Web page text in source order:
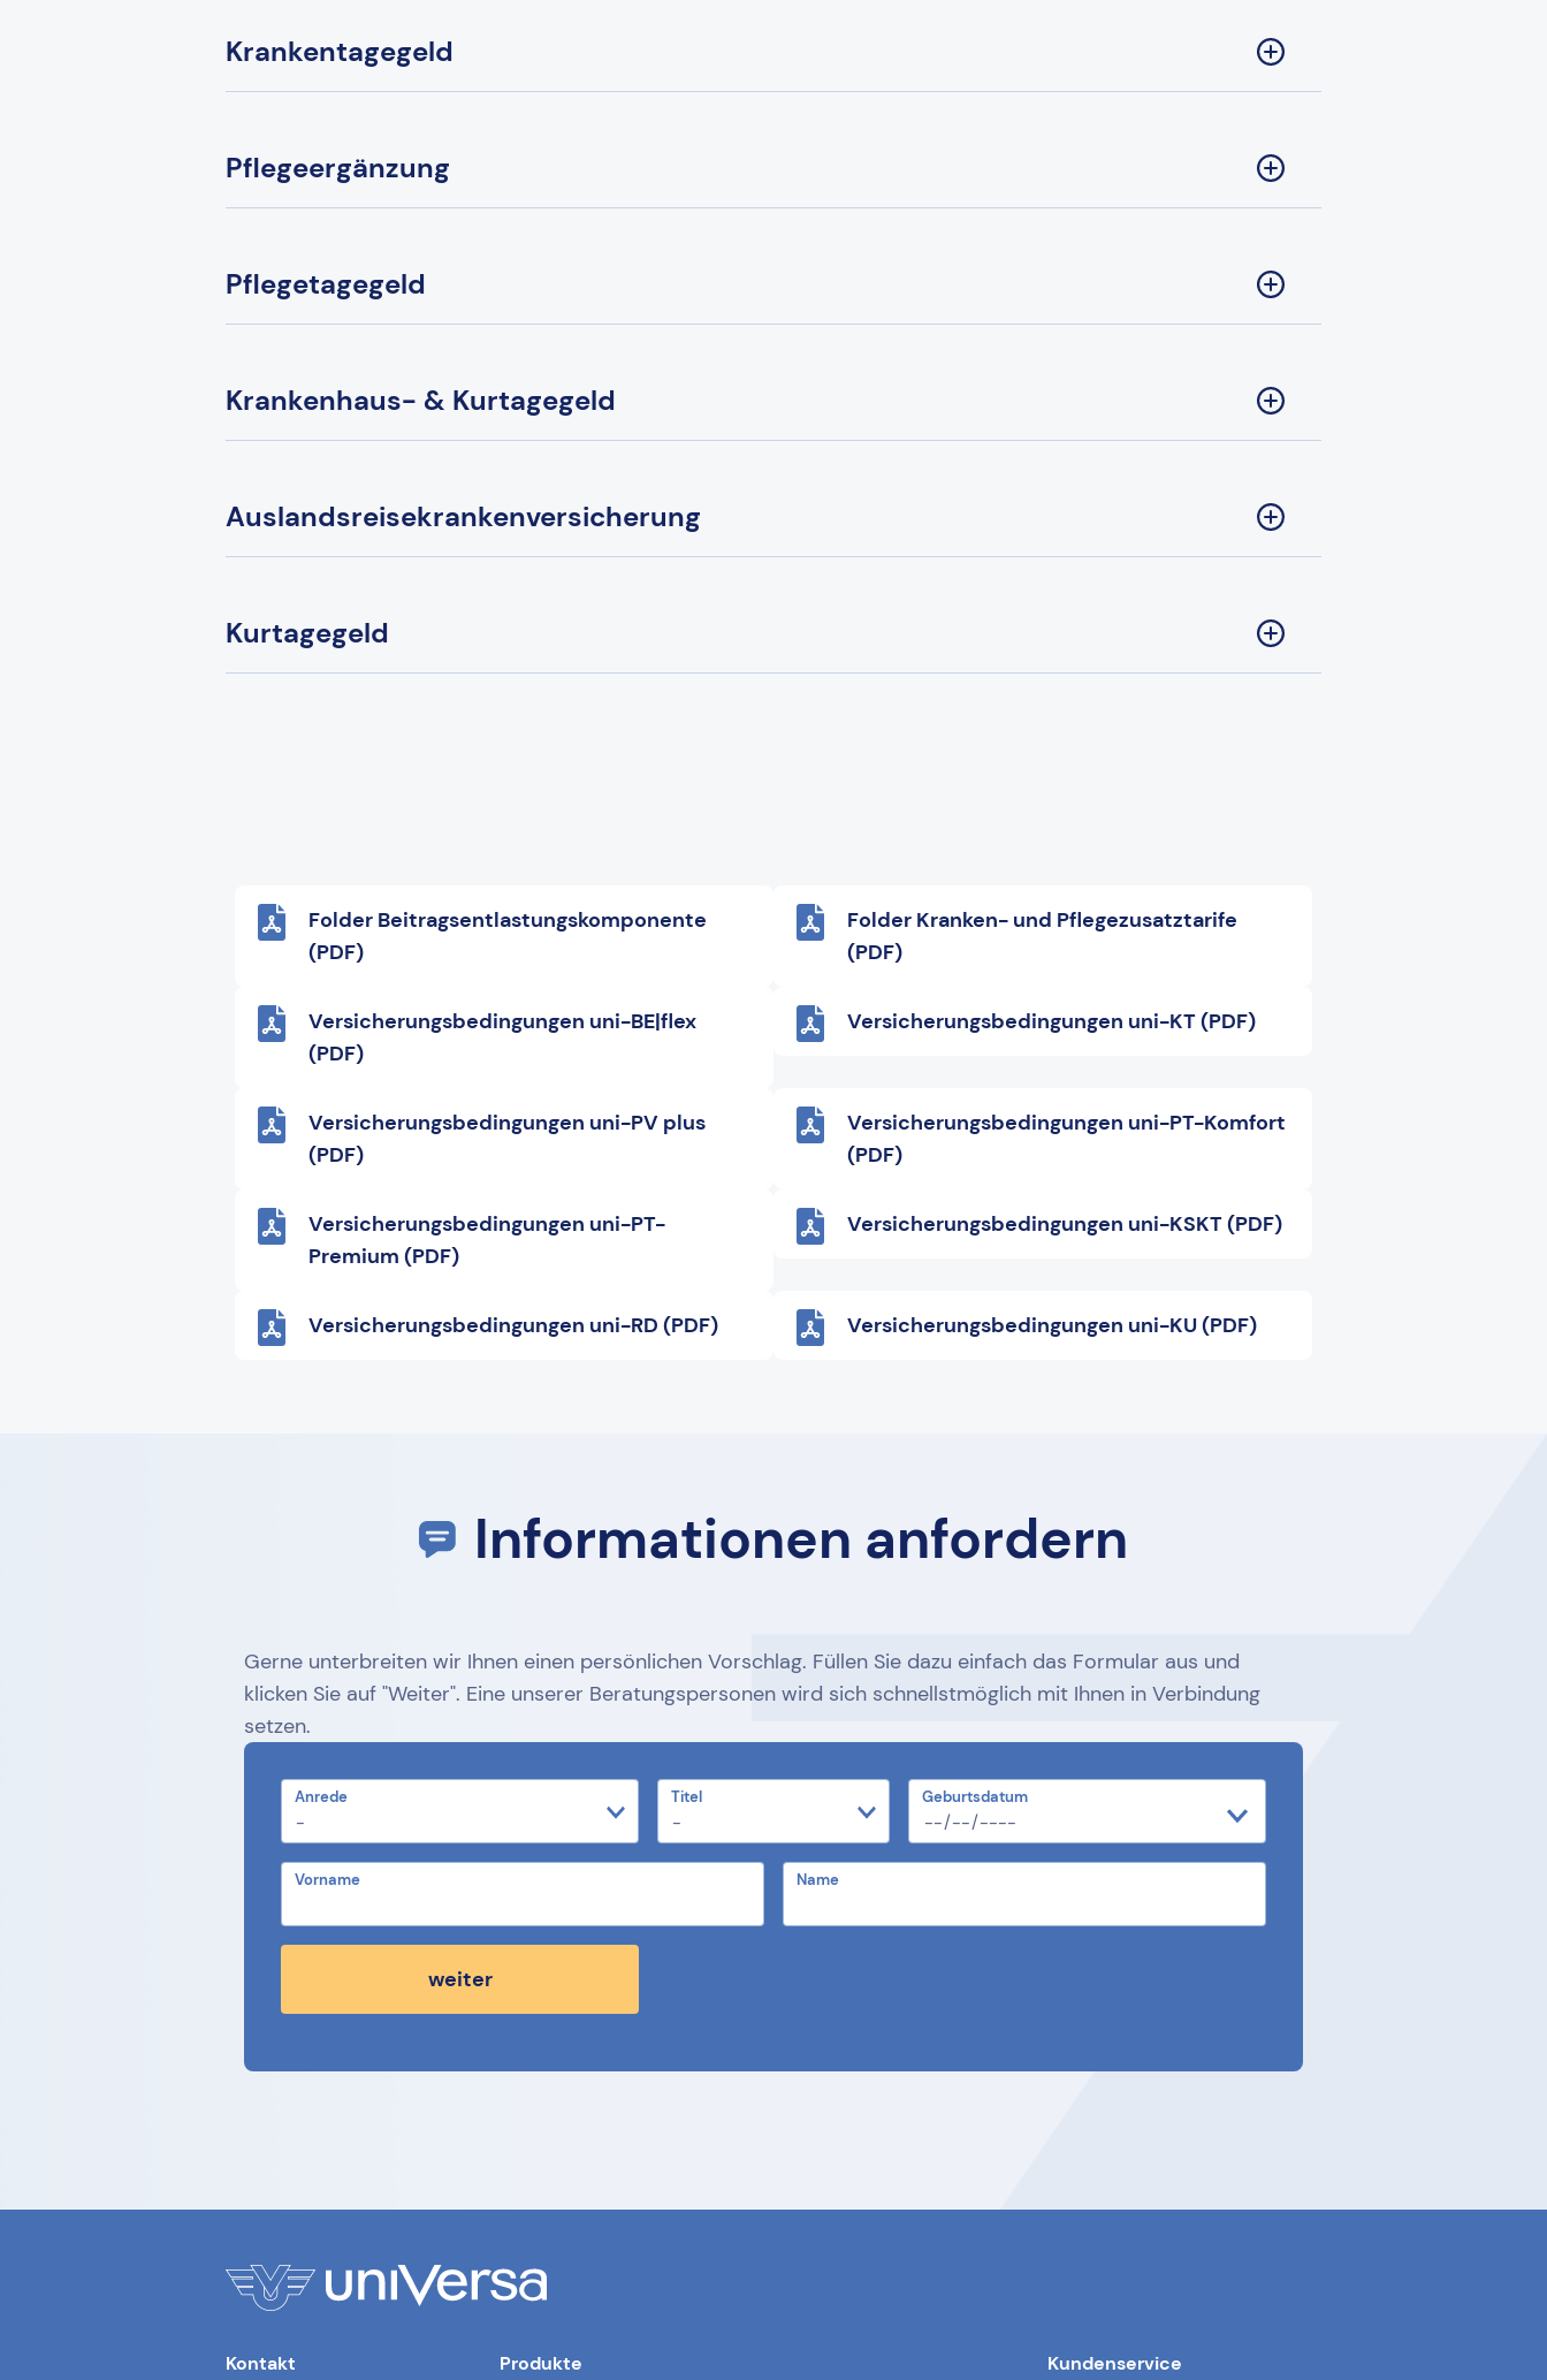
Krankentagegeld
Pflegeergänzung
Pflegetagegeld
Krankenhaus- & Kurtagegeld
Auslandsreisekrankenversicherung
Kurtagegeld
Folder Beitragsentlastungskomponente
(PDF)
Folder Kranken- und Pflegezusatztarife
(PDF)
Versicherungsbedingungen uni-BE|flex
(PDF)
Versicherungsbedingungen uni-KT (PDF)
Versicherungsbedingungen uni-PV plus
(PDF)
Versicherungsbedingungen uni-PT-Komfort
(PDF)
Versicherungsbedingungen uni-PT-
Premium (PDF)
Versicherungsbedingungen uni-KSKT (PDF)
Versicherungsbedingungen uni-RD (PDF) Versicherungsbedingungen uni-KU (PDF)
Informationen anfordern
Gerne unterbreiten wir Ihnen einen persönlichen Vorschlag. Füllen Sie dazu einfach das Formular aus und
klicken Sie auf "Weiter". Eine unserer Beratungspersonen wird sich schnellstmöglich mit Ihnen in Verbindung
setzen.
Anrede Titel Geburtsdatum
Vorname Name
weiter
Kontakt Produkte Kundenservice